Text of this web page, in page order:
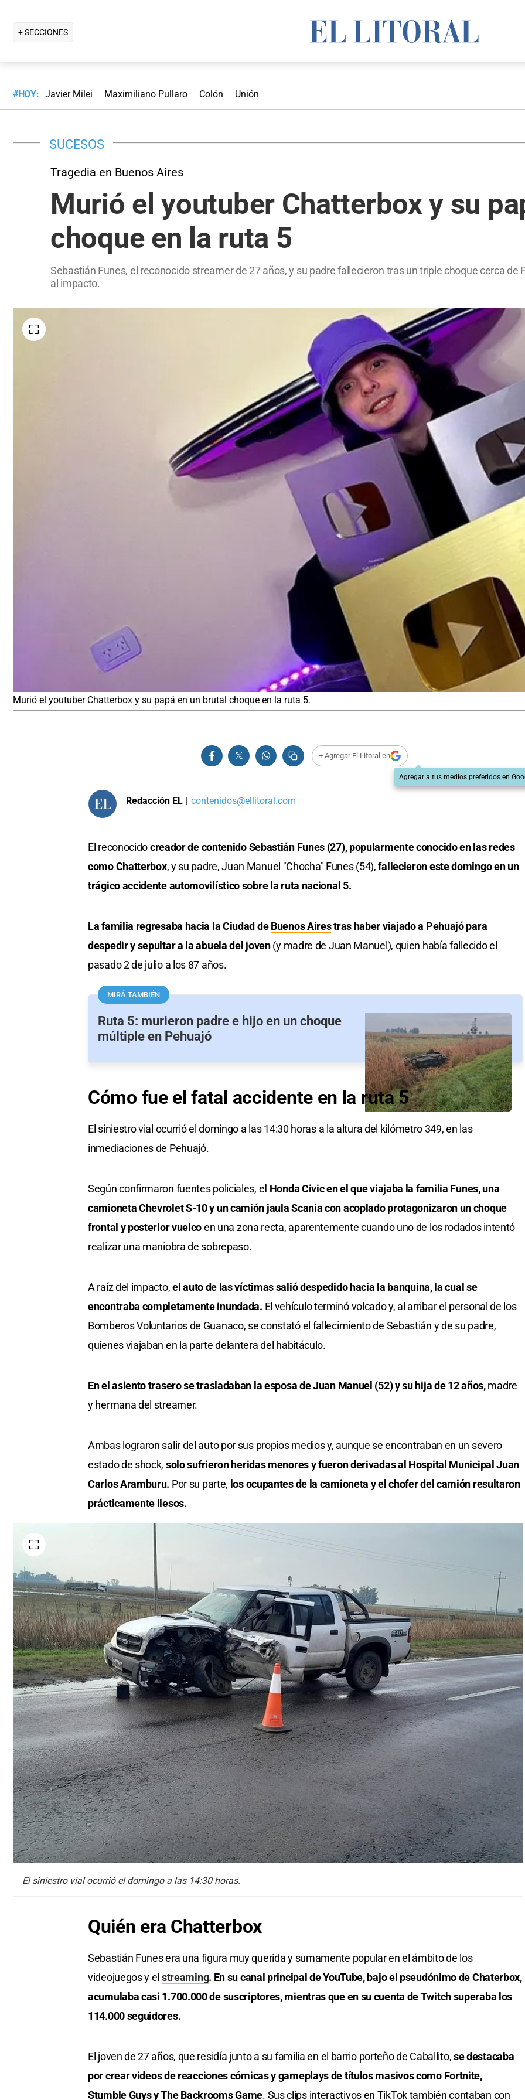
+ SECCIONES
#HOY: Javier Milei Maximiliano Pullaro Colón Unión
SUCESOS
Tragedia en Buenos Aires
Murió el youtuber Chatterbox y su
choque en la ruta 5
Sebastián Funes, el reconocido streamer de 27 años, y su padre fallecieron tras un triple choque cerca
al impacto.
Murió el youtuber Chatterbox y su papá en un brutal choque en la ruta 5.
+ Agregar El Litoral en
Agregar a tus medios preferidos en
Redacción EL | contenidos@ellitoral.com
El reconocidocreador de contenido Sebastián Funes (27), popularmente conocido en las redes
como Chatterbox, y su padre, Juan Manuel "Chocha" Funes (54),fallecieron este domingo en un
trágico accidente automovilístico sobre la ruta nacional 5.
La familia regresaba hacia la Ciudad deBuenos Airestras haber viajado a Pehuajó para
despedir y sepultar a la abuela del joven(y madre de Juan Manuel), quien había fallecido el
pasado 2 de julio a los 87 años.
MIRÁ TAMBIÉN
Ruta 5: murieron padre e hijo en un choque
múltiple en Pehuajó
Cómo fue el fatal accidente en la ruta 5
El siniestro vial ocurrió el domingo a las 14:30 horas a la altura del kilómetro 349, en las
inmediaciones de Pehuajó.
Según confirmaron fuentes policiales, e l Honda Civic en el que viajaba la familia Funes, una
camioneta Chevrolet S-10 y un camión jaula Scania con acoplado protagonizaron un choque
frontal y posterior vuelcoen una zona recta, aparentemente cuando uno de los rodados intentó
realizar una maniobra de sobrepaso.
A raíz del impacto,el auto de las víctimas salió despedido hacia la banquina, la cual se
encontraba completamente inundada. El vehículo terminó volcado y, al arribar el personal de los
Bomberos Voluntarios de Guanaco, se constató el fallecimiento de Sebastián y de su padre,
quienes viajaban en la parte delantera del habitáculo.
En el asiento trasero se trasladaban la esposa de Juan Manuel (52) y su hija de 12 años,madre
y hermana del streamer.
Ambas lograron salir del auto por sus propios medios y, aunque se encontraban en un severo
estado de shock, solo sufrieron heridas menores y fueron derivadas al Hospital Municipal Juan
Carlos Aramburu. Por su parte, los ocupantes de la camioneta y el chofer del camión resultaron
prácticamente ilesos.
El siniestro vial ocurrió el domingo a las 14:30 horas.
Quién era Chatterbox
Sebastián Funes era una figura muy querida y sumamente popular en el ámbito de los
videojuegos y el streaming. En su canal principal de YouTube, bajo el pseudónimo de Chaterbox,
acumulaba casi 1.700.000 de suscriptores, mientras que en su cuenta de Twitch superaba los
114.000 seguidores.
El joven de 27 años, que residía junto a su familia en el barrio porteño de Caballito,se destacaba
por crearvideosde reacciones cómicas y gameplays de títulos masivos como Fortnite,
Stumble Guys y The Backrooms Game. Sus clips interactivos en TikTok también contaban con